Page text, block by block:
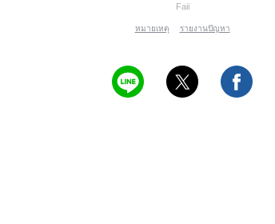
Faii
หมายเหตุ รายงานปัญหา